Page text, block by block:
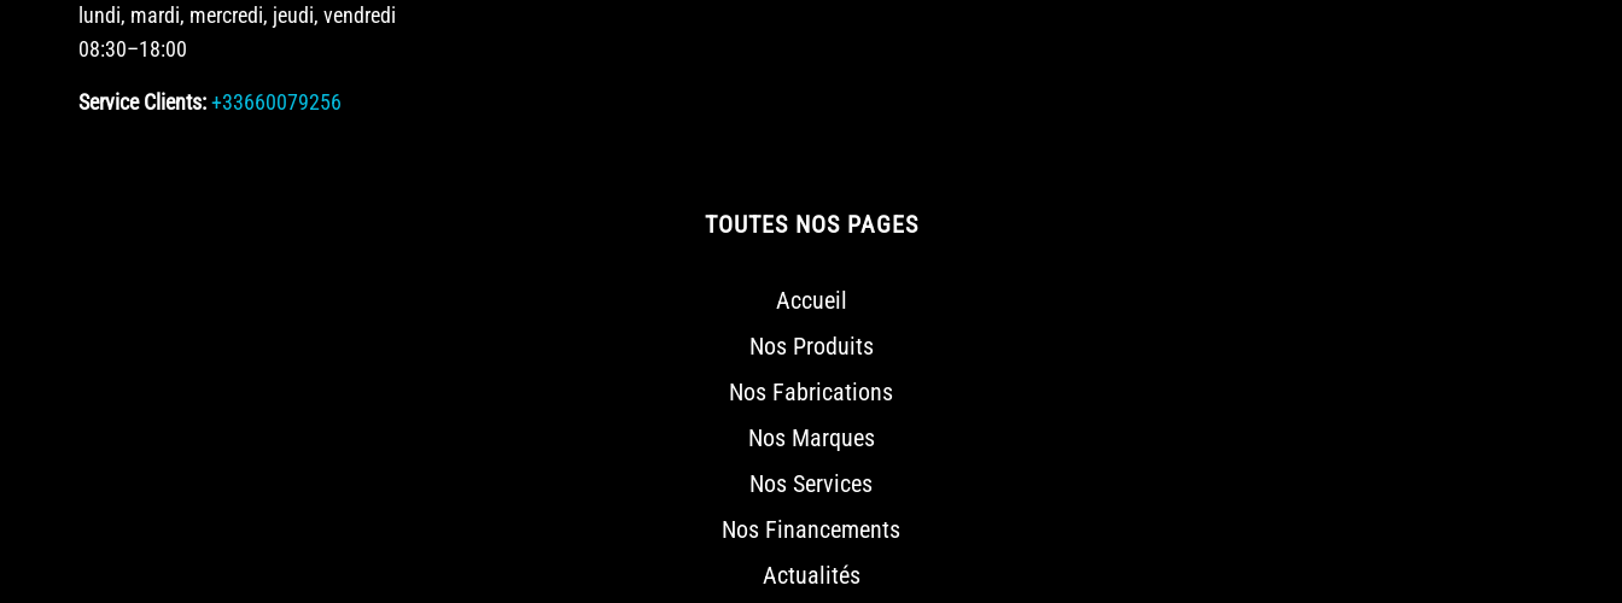
lundi, mardi, mercredi, jeudi, vendredi
08:30–18:00
Service Clients:+33660079256
TOUTES NOS PAGES
Accueil
Nos Produits
Nos Fabrications
Nos Marques
Nos Services
Nos Financements
Actualités